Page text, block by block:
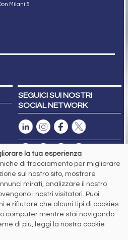
Milani 5
SEGUICI SUI NOSTRI
SOCIAL NETWORK
versato
Tribunale di Brescia n. 11/2004 del 17
la tua esperienza
di tracciamento per migliorare
sul nostro sito, mostrare
mirati, analizzare il nostro
i nostri visitatori. Puoi
e rifiutare che alcuni tipi di cookies
computer mentre stai navigando
di più, leggi la nostra cookie